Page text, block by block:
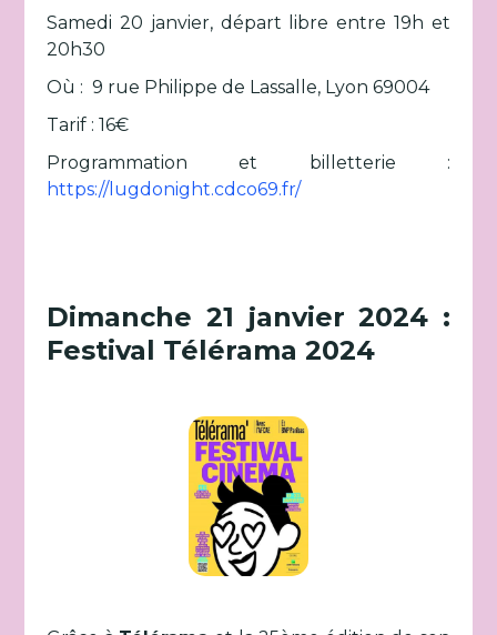
Samedi 20 janvier, départ libre entre 19h et
20h30
Où : 9 rue Philippe de Lassalle, Lyon 69004
Tarif : 16€
Programmation et billetterie :
https://lugdonight.cdco69.fr/
Dimanche 21 janvier 2024 :
Festival Télérama 2024